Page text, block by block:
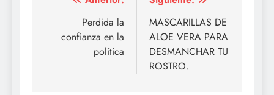
entradas
Perdida la
confianza en la
política
MASCARILLAS DE
ALOE VERA PARA
DESMANCHAR TU
ROSTRO.